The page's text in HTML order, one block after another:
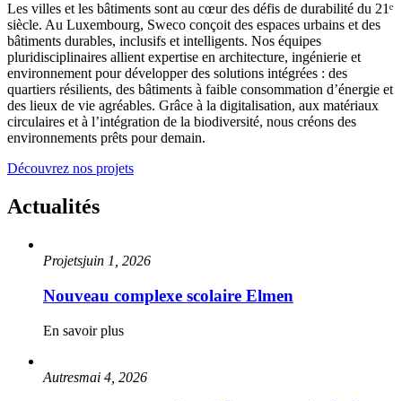
Les villes et les bâtiments sont au cœur des défis de durabilité du 21ᵉ
siècle. Au Luxembourg, Sweco conçoit des espaces urbains et des
bâtiments durables, inclusifs et intelligents. Nos équipes
pluridisciplinaires allient expertise en architecture, ingénierie et
environnement pour développer des solutions intégrées : des
quartiers résilients, des bâtiments à faible consommation d’énergie et
des lieux de vie agréables. Grâce à la digitalisation, aux matériaux
circulaires et à l’intégration de la biodiversité, nous créons des
environnements prêts pour demain.
Découvrez nos projets
Actualités
Projetsjuin 1, 2026
Nouveau complexe scolaire Elmen
En savoir plus
Autresmai 4, 2026